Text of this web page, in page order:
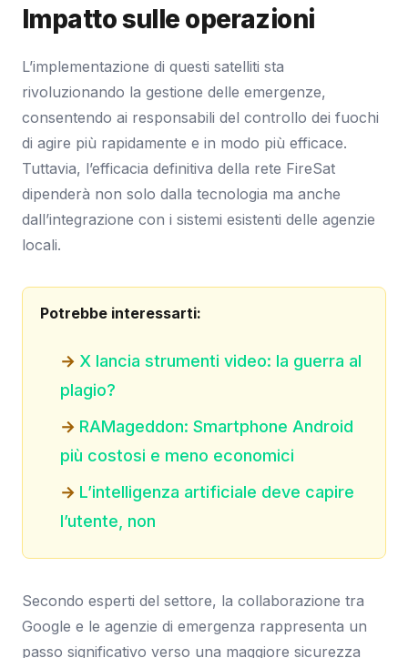
Impatto sulle operazioni
L’implementazione di questi satelliti sta
rivoluzionando la gestione delle emergenze,
consentendo ai responsabili del controllo dei fuochi
di agire più rapidamente e in modo più efficace.
Tuttavia, l’efficacia definitiva della rete FireSat
dipenderà non solo dalla tecnologia ma anche
dall’integrazione con i sistemi esistenti delle agenzie
locali.
Potrebbe interessarti:
X lancia strumenti video: la guerra al
plagio?
RAMageddon: Smartphone Android
più costosi e meno economici
L’intelligenza artificiale deve capire
l’utente, non
Secondo esperti del settore, la collaborazione tra
Google e le agenzie di emergenza rappresenta un
passo significativo verso una maggiore sicurezza